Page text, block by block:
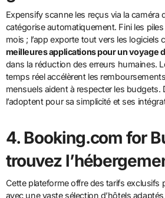
Expensify scanne les reçus via la caméra
catégorise automatiquement. Fini les
mois ; l’app exporte tout vers les logiciels
meilleures applications pour un voyage
dans la réduction des erreurs humaines.
temps réel accélèrent les
mensuels aident à respecter les budgets.
l’adoptent pour sa simplicité et ses
4. Booking.com for
trouvez
Cette plateforme offre des tarifs exclusifs
avec une vaste sélection d’hôtels